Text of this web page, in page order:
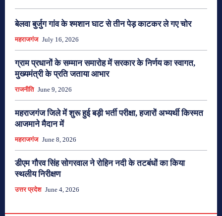
बेलवा बुर्जुग गांव के श्मशान घाट से तीन पेड़ काटकर ले गए चोर
महराजगंज July 16, 2026
ग्राम प्रधानों के सम्मान समारोह में सरकार के निर्णय का स्वागत,
मुख्यमंत्री के प्रति जताया आभार
राजनीति June 9, 2026
महराजगंज जिले में शुरू हुई बड़ी भर्ती परीक्षा, हजारों अभ्यर्थी किस्मत
आजमाने मैदान में
महराजगंज June 8, 2026
डीएम गौरव सिंह सोगरवाल ने रोहिन नदी के तटबंधों का किया
स्थलीय निरीक्षण
उत्तर प्रदेश June 4, 2026